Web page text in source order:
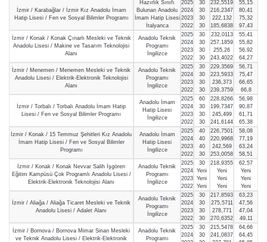
İzmir / Karabağlar / İzmir Kız Anadolu İmam
Hatip Lisesi / Fen ve Sosyal Bilimler Programı
Hazırlık Sınıfı
Bulunan Anadolu
İmam Hatip Lisesi
İtalyanca
2025
2024
2023
2022
30
30
30
30
232,5519
216,2347
222,132
185,6838
55,15
80,41
75,32
97,43
İzmir / Konak / Konak Çınarlı Mesleki ve Teknik
Anadolu Lisesi / Makine ve Tasarım Teknolojisi
Alanı
Anadolu Teknik
Programı
İngilizce
2025
2024
2023
2022
30
30
30
30
232,0113
257,1859
255,26
243,4022
55,41
55,82
56,92
64,27
İzmir / Menemen / Menemen Mesleki ve Teknik
Anadolu Lisesi / Elektrik-Elektronik Teknolojisi
Alanı
Anadolu Teknik
Programı
İngilizce
2025
2024
2023
2022
30
30
30
30
229,3569
223,5933
236,373
239,3759
56,71
75,47
66,65
66,8
İzmir / Torbalı / Torbalı Anadolu İmam Hatip
Lisesi / Fen ve Sosyal Bilimler Programı
Anadolu İmam
Hatip Lisesi
İngilizce
2025
2024
2023
2022
60
30
30
30
228,8266
199,7347
245,499
241,6144
56,98
90,87
61,71
65,38
İzmir / Konak / 15 Temmuz Şehitleri Kız Anadolu
İmam Hatip Lisesi / Fen ve Sosyal Bilimler
Programı
Anadolu İmam
Hatip Lisesi
İngilizce
2025
2024
2023
2022
40
40
40
30
226,7501
220,9968
242,569
253,0058
58,08
77,19
63,24
58,51
İzmir / Konak / Konak Nevvar Salih İşgören
Eğitim Kampüsü Çok Programlı Anadolu Lisesi /
Elektrik-Elektronik Teknolojisi Alanı
Anadolu Teknik
Programı
İngilizce
2025
2024
2023
2022
30
Yeni
Yeni
Yeni
218,9355
Yeni
Yeni
Yeni
62,57
Yeni
Yeni
Yeni
İzmir / Aliağa / Aliağa Ticaret Mesleki ve Teknik
Anadolu Lisesi / Adalet Alanı
Anadolu Teknik
Programı
İngilizce
2025
2024
2023
2022
30
30
30
30
217,8593
275,5711
278,771
270,6352
63,23
47,56
47,04
49,11
İzmir / Bornova / Bornova Mimar Sinan Mesleki
ve Teknik Anadolu Lisesi / Elektrik-Elektronik
Anadolu Teknik
Programı
2025
2024
30
30
215,5478
241,0837
64,66
64,45